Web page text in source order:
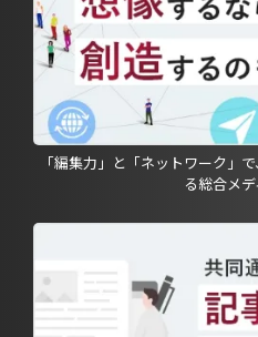
「編集力」と「ネットワーク」
る総合メ